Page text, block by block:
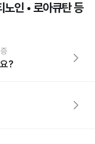
노인 • 로아큐탄 등
?